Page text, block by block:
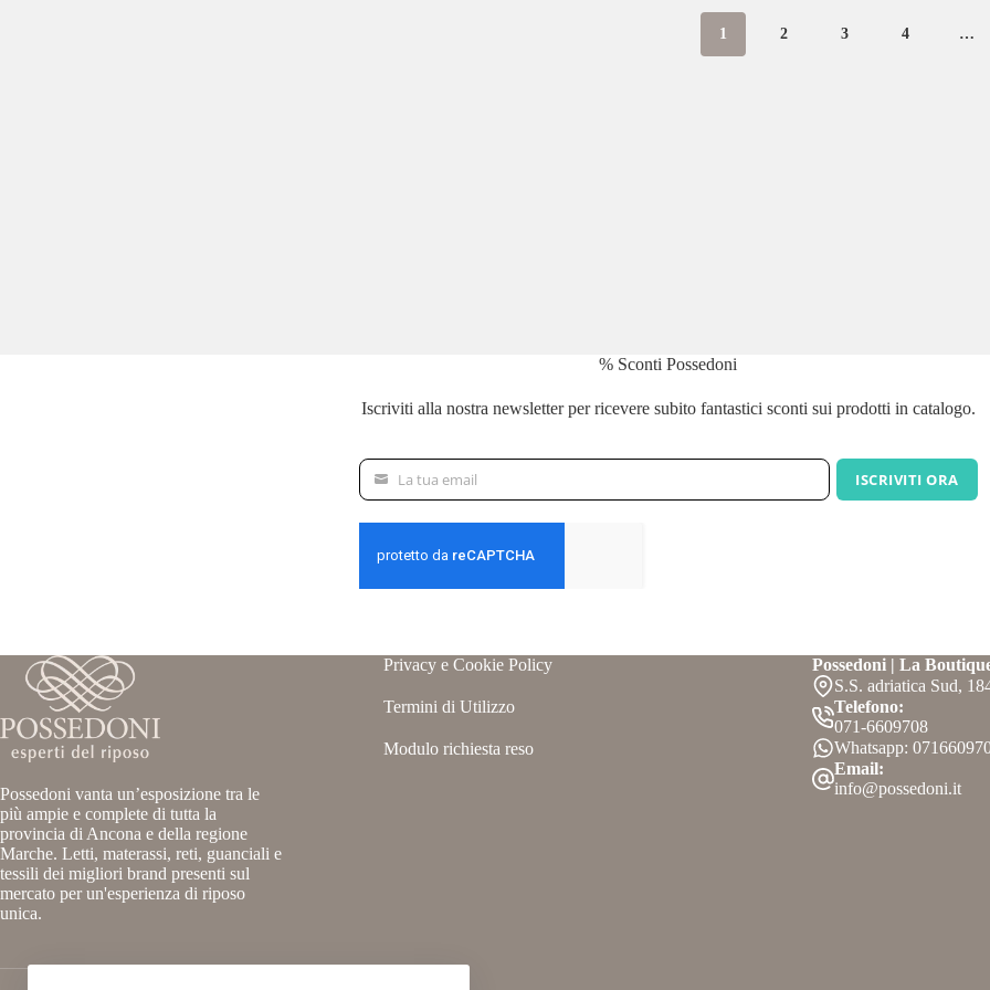
1 2 3 4 …
% Sconti Possedoni
Iscriviti alla nostra newsletter per ricevere subito fantastici sconti sui prodotti in catalogo.
La
tua
email
La tua email ISCRIVITI ORA
Possedoni vanta un’esposizione tra le
più ampie e complete di tutta la
provincia di Ancona e della regione
Marche. Letti, materassi, reti, guanciali e
tessili dei migliori brand presenti sul
mercato per un'esperienza di riposo
unica.
Privacy e Cookie Policy
Termini di Utilizzo
Modulo richiesta reso
Possedoni | La
S.S. adriatica Sud,
Telefono:
071-6609708
Whatsapp:
Email:
info@possedoni.it